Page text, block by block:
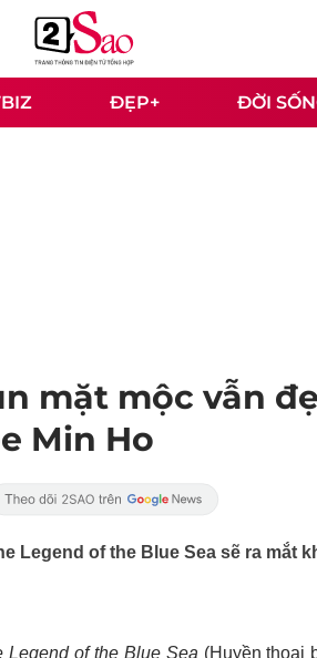
ĐẸP+ ĐỜI
mặt mộc vẫn
Min Ho
Legend of the Blue Sea sẽ ra mắt
Legend of the Blue Sea (Huyền thoại